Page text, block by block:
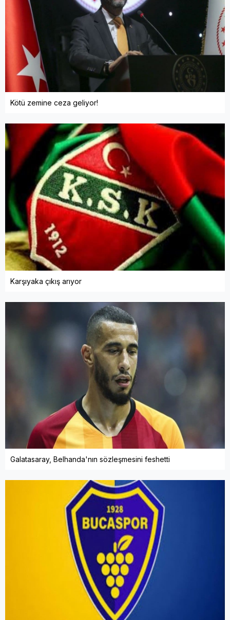
Kötü zemine ceza geliyor!
Karşıyaka çıkış arıyor
Galatasaray, Belhanda'nın sözleşmesini feshetti